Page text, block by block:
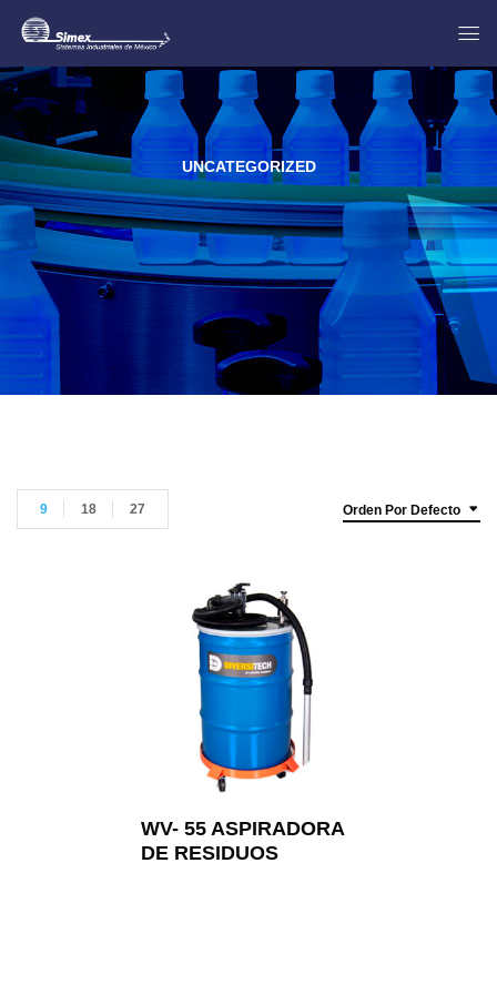
UNCATEGORIZED
Orden Por Defecto
9 18 27
WV- 55 ASPIRADORA
DE RESIDUOS